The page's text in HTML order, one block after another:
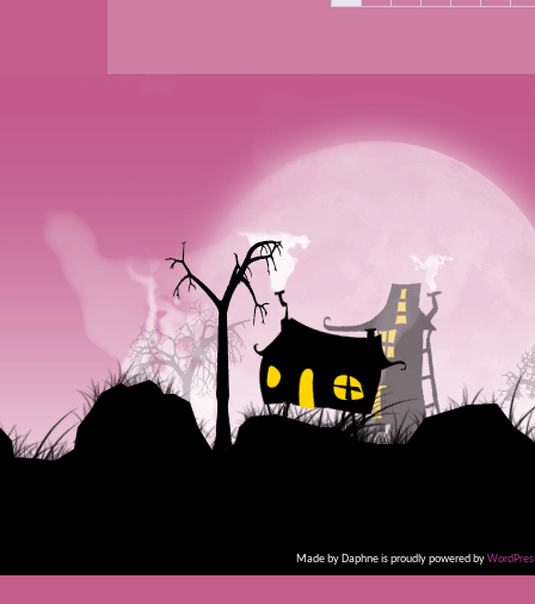
Made by Daphne is proudly powered by